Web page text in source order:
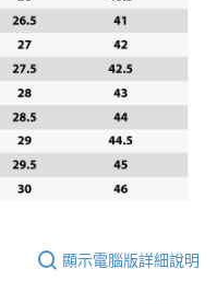
顯示電腦版詳細說明